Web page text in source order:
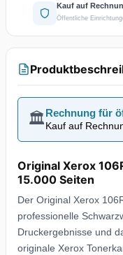
Kauf auf
Öffentliche
🏛️Rechnung für
Kauf auf
Original Xerox
15.000 Seiten
Der Original Xerox
professionelle
Druckergebnisse und
originale Xerox